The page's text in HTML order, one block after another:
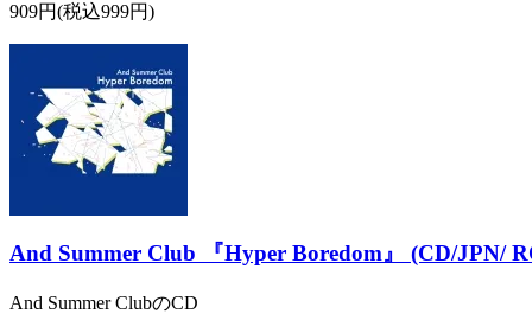
909円(税込999円)
And Summer Club 『Hyper Boredom』 (CD/JPN/
And Summer ClubのCD